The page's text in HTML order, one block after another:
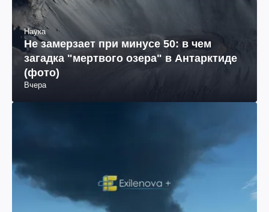
Наука
Не замерзает при минусе 50: в чем
загадка "мертвого озера" в Антарктиде
(фото)
Вчера